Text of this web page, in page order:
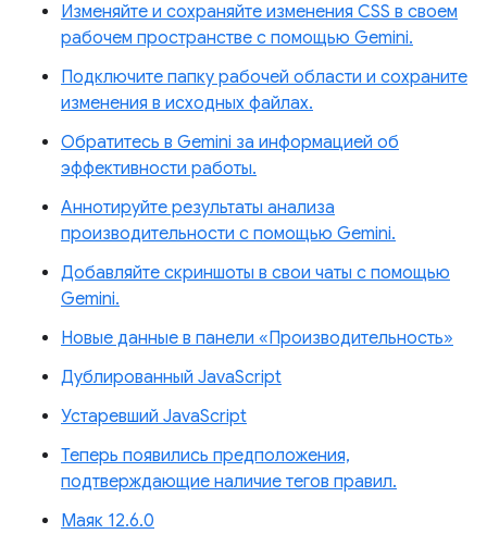
Изменяйте и сохраняйте изменения CSS в своем
рабочем пространстве с помощью Gemini.
Подключите папку рабочей области и сохраните
изменения в исходных файлах.
Обратитесь в Gemini за информацией об
эффективности работы.
Аннотируйте результаты анализа
производительности с помощью Gemini.
Добавляйте скриншоты в свои чаты с помощью
Gemini.
Новые данные в панели «Производительность»
Дублированный JavaScript
Устаревший JavaScript
Теперь появились предположения,
подтверждающие наличие тегов правил.
Маяк 12.6.0